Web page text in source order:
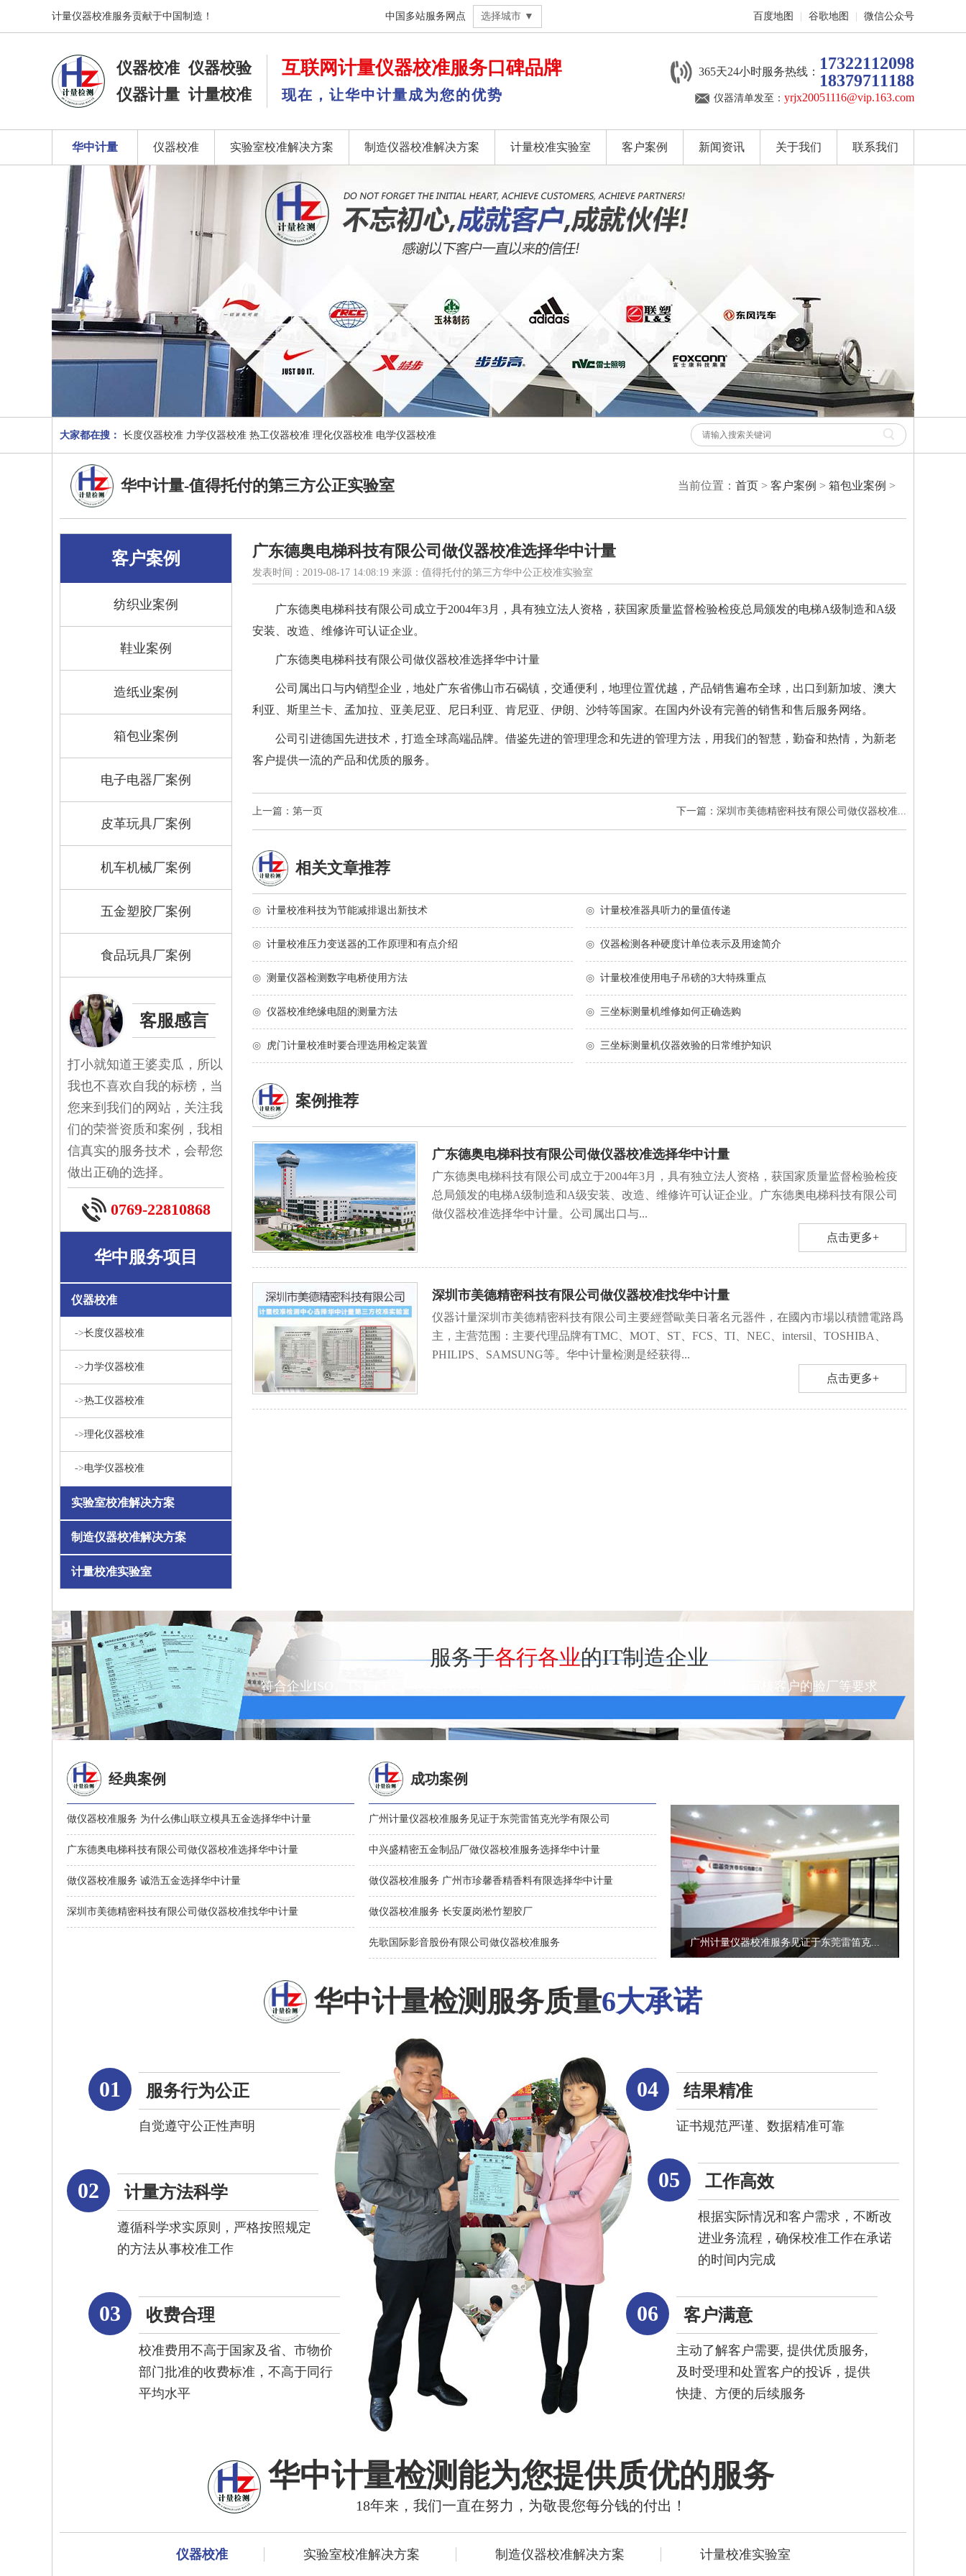
计量仪器校准服务贡献于中国制造！ 中国多站服务网点 选择城市 ▼ 百度地图 谷歌地图 微信公众号
仪器校准 仪器校验
仪器计量 计量校准
互联网计量仪器校准服务口碑品牌
现在，让华中计量成为您的优势
365天24小时服务热线： 17322112098
18379711188
仪器清单发至： yrjx20051116@vip.163.com
华中计量 仪器校准 实验室校准解决方案 制造仪器校准解决方案 计量校准实验室 客户案例 新闻资讯 关于我们 联系我们
大家都在搜： 长度仪器校准 力学仪器校准 热工仪器校准 理化仪器校准 电学仪器校准
当前位置： 首页 > 客户案例 > 箱包业案例 >
华中计量-值得托付的第三方公正实验室
客户案例
纺织业案例
鞋业案例
造纸业案例
箱包业案例
电子电器厂案例
皮革玩具厂案例
机车机械厂案例
五金塑胶厂案例
食品玩具厂案例
客服感言
打小就知道王婆卖瓜，所以
我也不喜欢自我的标榜，当
您来到我们的网站，关注我
们的荣誉资质和案例，我相
信真实的服务技术，会帮您
做出正确的选择。
0769-22810868
华中服务项目
仪器校准
->长度仪器校准
->力学仪器校准
->热工仪器校准
->理化仪器校准
->电学仪器校准
实验室校准解决方案
制造仪器校准解决方案
计量校准实验室
广东德奥电梯科技有限公司做仪器校准选择华中计量
发表时间：2019-08-17 14:08:19 来源：值得托付的第三方华中公正校准实验室
广东德奥电梯科技有限公司成立于2004年3月，具有独立法人资格，获国家质量监督检验检疫总局颁发的电梯A级制造和A级
安装、改造、维修许可认证企业。
广东德奥电梯科技有限公司做仪器校准选择华中计量
公司属出口与内销型企业，地处广东省佛山市石碣镇，交通便利，地理位置优越，产品销售遍布全球，出口到新加坡、澳大
利亚、斯里兰卡、孟加拉、亚美尼亚、尼日利亚、肯尼亚、伊朗、沙特等国家。在国内外设有完善的销售和售后服务网络。
公司引进德国先进技术，打造全球高端品牌。借鉴先进的管理理念和先进的管理方法，用我们的智慧，勤奋和热情，为新老
客户提供一流的产品和优质的服务。
下一篇：深圳市美德精密科技有限公司做仪器校准...
上一篇：第一页
相关文章推荐
◎ 计量校准科技为节能减排退出新技术 ◎ 计量校准器具听力的量值传递
◎ 计量校准压力变送器的工作原理和有点介绍 ◎ 仪器检测各种硬度计单位表示及用途简介
◎ 测量仪器检测数字电桥使用方法 ◎ 计量校准使用电子吊磅的3大特殊重点
◎ 仪器校准绝缘电阻的测量方法 ◎ 三坐标测量机维修如何正确选购
◎ 虎门计量校准时要合理选用检定装置 ◎ 三坐标测量机仪器效验的日常维护知识
案例推荐
广东德奥电梯科技有限公司做仪器校准选择华中计量
广东德奥电梯科技有限公司成立于2004年3月，具有独立法人资格，获国家质量监督检验检疫
总局颁发的电梯A级制造和A级安装、改造、维修许可认证企业。广东德奥电梯科技有限公司
做仪器校准选择华中计量。公司属出口与...
点击更多+
深圳市美德精密科技有限公司做仪器校准找华中计量
仪器计量深圳市美德精密科技有限公司主要經營歐美日著名元器件，在國內市場以積體電路爲
主，主营范围：主要代理品牌有TMC、MOT、ST、FCS、TI、NEC、intersil、TOSHIBA、
PHILIPS、SAMSUNG等。华中计量检测是经获得...
点击更多+
服务于各行各业的IT制造企业
符合企业ISO、TS、CCC、UL、HACCP、QS、GMS、CMD、CQC、CE、SATRA体系审核客户的验厂等要求
经典案例
做仪器校准服务 为什么佛山联立模具五金选择华中计量
广东德奥电梯科技有限公司做仪器校准选择华中计量
做仪器校准服务 诚浩五金选择华中计量
深圳市美德精密科技有限公司做仪器校准找华中计量
成功案例
广州计量仪器校准服务见证于东莞雷笛克光学有限公司
中兴盛精密五金制品厂做仪器校准服务选择华中计量
做仪器校准服务 广州市珍馨香精香料有限选择华中计量
做仪器校准服务 长安厦岗淞竹塑胶厂
先歌国际影音股份有限公司做仪器校准服务 广州计量仪器校准服务见证于东莞雷笛克...
华中计量检测服务质量6大承诺
01 服务行为公正
自觉遵守公正性声明
02 计量方法科学
遵循科学求实原则，严格按照规定
的方法从事校准工作
03 收费合理
校准费用不高于国家及省、市物价
部门批准的收费标准，不高于同行
平均水平
04 结果精准
证书规范严谨、数据精准可靠
05 工作高效
根据实际情况和客户需求，不断改
进业务流程，确保校准工作在承诺
的时间内完成
06 客户满意
主动了解客户需要, 提供优质服务,
及时受理和处置客户的投诉，提供
快捷、方便的后续服务
华中计量检测能为您提供质优的服务
18年来，我们一直在努力，为敬畏您每分钱的付出！
仪器校准 实验室校准解决方案 制造仪器校准解决方案 计量校准实验室